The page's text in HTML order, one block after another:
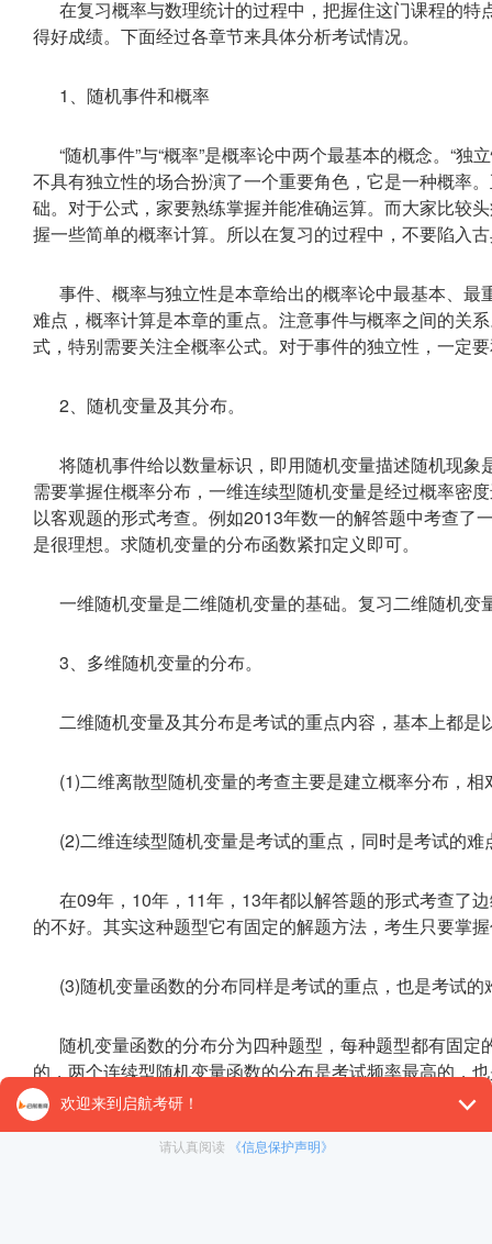
在复习概率与数理统计的过程中，把握住这门课程的
得好成绩。下面经过各章节来具体分析考试情况。
1、随机事件和概率
“随机事件”与“概率”是概率论中两个最基本的概念。“独
不具有独立性的场合扮演了一个重要角色，它是一种概率
础。对于公式，家要熟练掌握并能准确运算。而大家比较
握一些简单的概率计算。所以在复习的过程中，不要陷入
事件、概率与独立性是本章给出的概率论中最基本、
难点，概率计算是本章的重点。注意事件与概率之间的关
式，特别需要关注全概率公式。对于事件的独立性，一定
2、随机变量及其分布。
将随机事件给以数量标识，即用随机变量描述随机现
需要掌握住概率分布，一维连续型随机变量是经过概率密
以客观题的形式考查。例如2013年数一的解答题中考查了
是很理想。求随机变量的分布函数紧扣定义即可。
一维随机变量是二维随机变量的基础。复习二维随机
3、多维随机变量的分布。
二维随机变量及其分布是考试的重点内容，基本上都是
(1)二维离散型随机变量的考查主要是建立概率分布，相
(2)二维连续型随机变量是考试的重点，同时是考试的难
在09年，10年，11年，13年都以解答题的形式考查了
的不好。其实这种题型它有固定的解题方法，考生只要掌
(3)随机变量函数的分布同样是考试的重点，也是考试
随机变量函数的分布分为四种题型，每种题型都有固
的，两个连续型随机变量函数的分布是考试频率最高的，
确的确定积分范围，这是正确解题的关键。由于部分同学
考生要格外重视，加强训练。一个离散型一个连续型随机
的形式进行命题，这是比较新的一类题目。最后一种情